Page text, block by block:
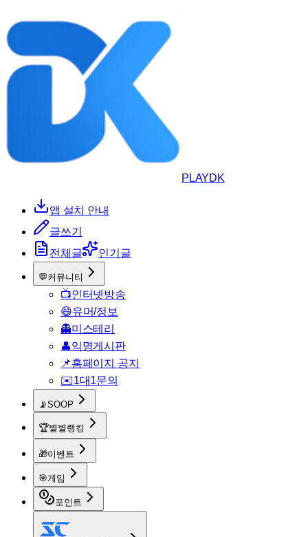
PLAYDK
앱 설치 안내
글쓰기
전체글
인기글
💬커뮤니티
📺인터넷방송
😄유머/정보
👻미스테리
👤익명게시판
📌홈페이지 공지
✉️1대1문의
📡SOOP
🏆별별랭킹
🎁이벤트
🎯게임
포인트